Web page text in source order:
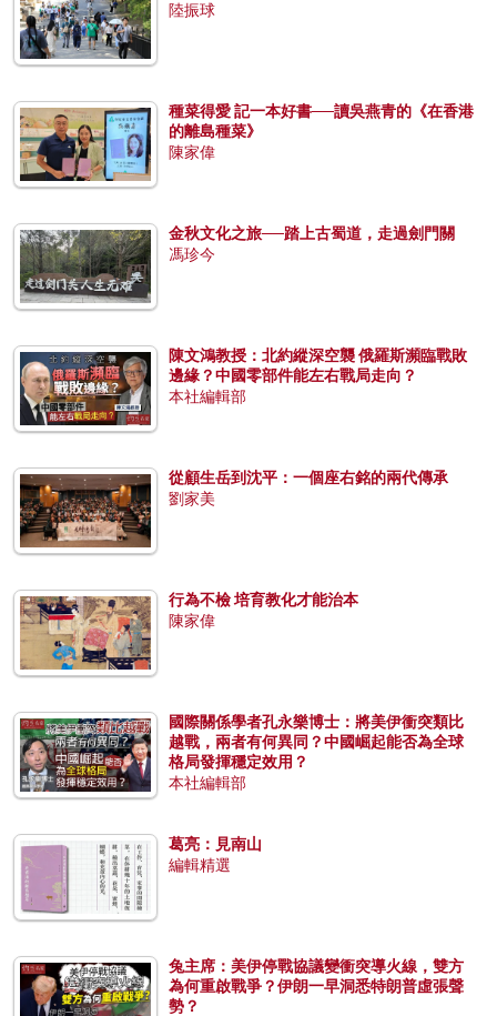
陸振球
種菜得愛 記一本好書──讀吳燕青的《在香港
的離島種菜》
陳家偉
金秋文化之旅──踏上古蜀道，走過劍門關
馮珍今
陳文鴻教授：北約縱深空襲 俄羅斯瀕臨戰敗
邊緣？中國零部件能左右戰局走向？
本社編輯部
從顧生岳到沈平：一個座右銘的兩代傳承
劉家美
行為不檢 培育教化才能治本
陳家偉
國際關係學者孔永樂博士：將美伊衝突類比
越戰，兩者有何異同？中國崛起能否為全球
格局發揮穩定效用？
本社編輯部
葛亮：見南山
編輯精選
兔主席：美伊停戰協議變衝突導火線，雙方
為何重啟戰爭？伊朗一早洞悉特朗普虛張聲
勢？